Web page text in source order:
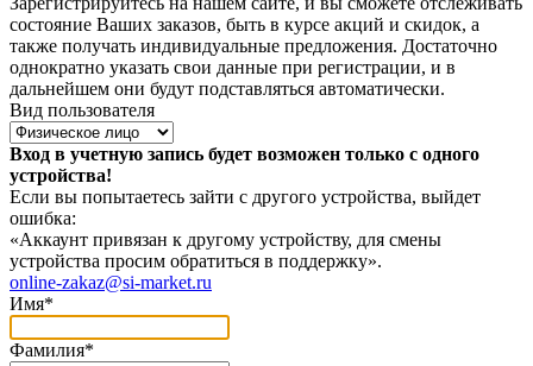
состояние Ваших заказов, быть в курсе акций и скидок, а
также получать индивидуальные предложения. Достаточно
однократно указать свои данные при регистрации, и в
дальнейшем они будут подставляться автоматически.
Вид пользователя
Вход в учетную запись будет возможен только с одного
устройства!
Если вы попытаетесь зайти с другого устройства, выйдет
ошибка:
«Аккаунт привязан к другому устройству, для смены
устройства просим обратиться в поддержку».
online-zakaz@si-market.ru
Имя*
Фамилия*